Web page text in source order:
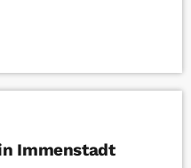
Immenstadt